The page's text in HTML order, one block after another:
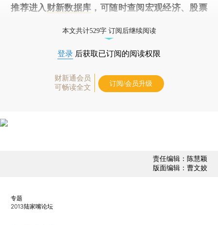
推荐进入 财新数据库 ，可随时查阅宏观经济、股票
本文共计529字 订阅后继续阅读
登录 后获取已订阅的阅读权限
财新通会员
可畅读全文
订阅/会员升级
责任编辑：陈慧颖
版面编辑：曹文姣
专题
2013陆家嘴论坛